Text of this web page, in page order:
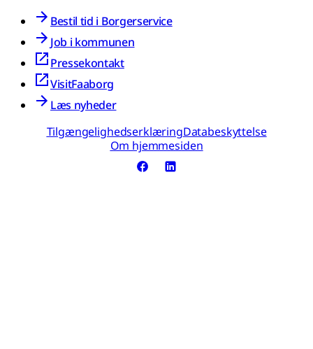
Bestil tid i Borgerservice
Job i kommunen
Pressekontakt
VisitFaaborg
Læs nyheder
TilgængelighedserklæringDatabeskyttelse
Om hjemmesiden